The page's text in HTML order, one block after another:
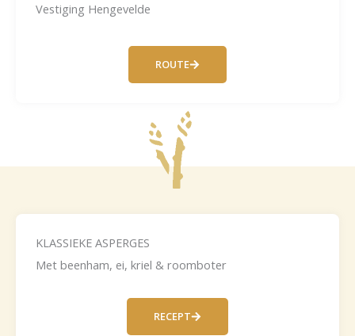
Vestiging Hengevelde
ROUTE
KLASSIEKE ASPERGES
Met beenham, ei, kriel & roomboter
RECEPT